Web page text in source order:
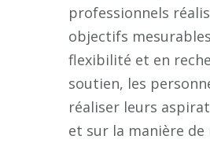
professionnels
objectifs
flexibilité et en
soutien, les
réaliser leurs
et sur la manière